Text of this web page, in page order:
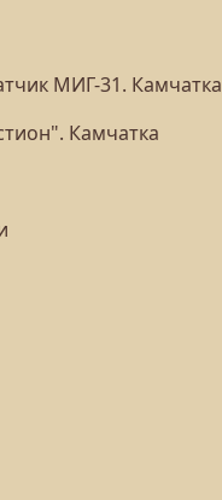
МИГ-31. Камчатка
Камчатка